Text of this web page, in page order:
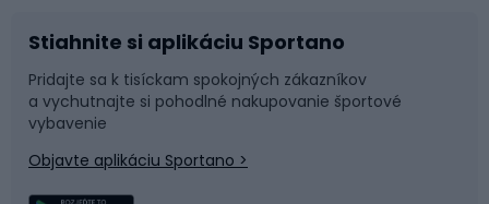
Príslušenstvo k bicyklom
Časti bicyklov
Sane a kĺzačky
Snowboard
Stiahnite si aplikáciu Sportano
Pridajte sa k tisíckam spokojných zákazníkov
a vychutnajte si pohodlné nakupovanie športové
vybavenie
Objavte aplikáciu Sportano >